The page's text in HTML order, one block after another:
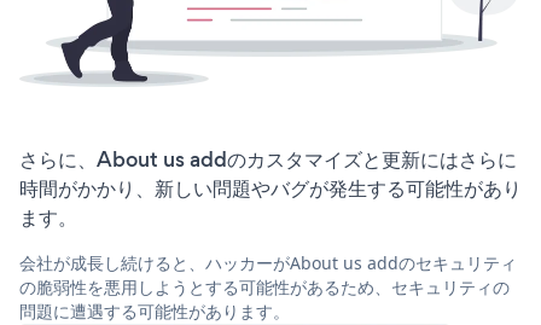
さらに、About us addのカスタマイズと更新にはさらに
時間がかかり、新しい問題やバグが発生する可能性があり
ます。
会社が成長し続けると、ハッカーがAbout us addのセキュリティ
の脆弱性を悪用しようとする可能性があるため、セキュリティの
問題に遭遇する可能性があります。